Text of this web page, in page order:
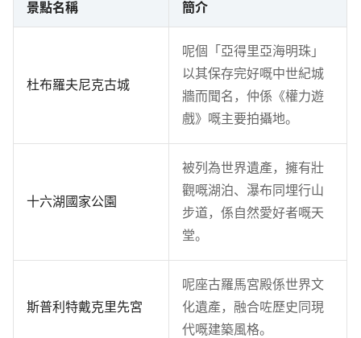
景點名稱 簡介
杜布羅夫尼克古城
呢個「亞得里亞海明珠」
以其保存完好嘅中世紀城
牆而聞名，仲係《權力遊
戲》嘅主要拍攝地。
十六湖國家公園
被列為世界遺產，擁有壯
觀嘅湖泊、瀑布同埋行山
步道，係自然愛好者嘅天
堂。
斯普利特戴克里先宮
呢座古羅馬宮殿係世界文
化遺產，融合咗歷史同現
代嘅建築風格。